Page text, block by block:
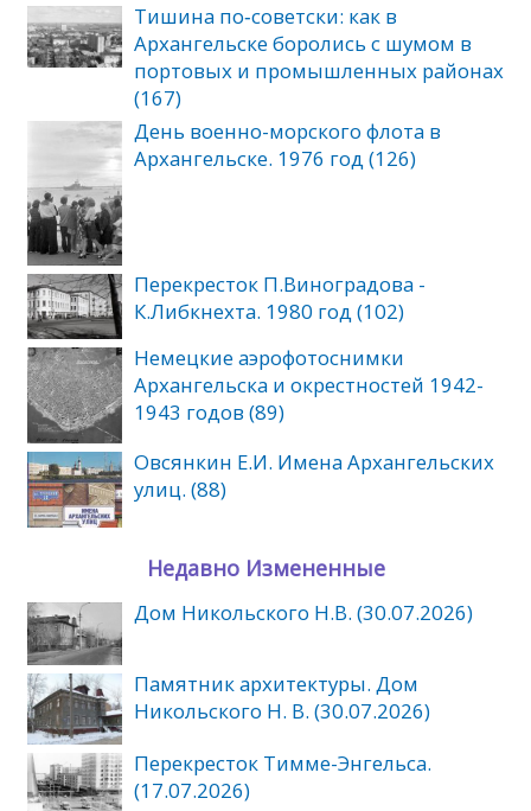
Тишина по‑советски: как в
Архангельске боролись с шумом в
портовых и промышленных районах
(167)
День военно-морского флота в
Архангельске. 1976 год (126)
Перекресток П.Виноградова -
К.Либкнехта. 1980 год (102)
Немецкие аэрофотоснимки
Архангельска и окрестностей 1942-
1943 годов (89)
Овсянкин Е.И. Имена Архангельских
улиц. (88)
Недавно Измененные
Дом Никольского Н.В. (30.07.2026)
Памятник архитектуры. Дом
Никольского Н. В. (30.07.2026)
Перекресток Тимме-Энгельса.
(17.07.2026)